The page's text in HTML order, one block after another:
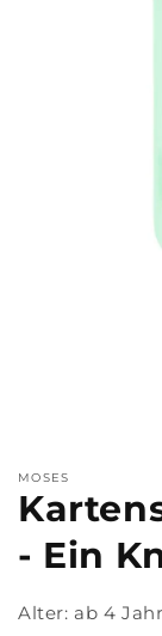
MOSES
- Ein
Alter: ab 4